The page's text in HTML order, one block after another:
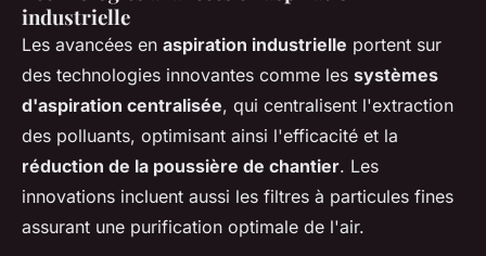
industrielle
Les avancées en aspiration industrielle portent sur
des technologies innovantes comme les systèmes
d'aspiration centralisée, qui centralisent l'extraction
des polluants, optimisant ainsi l'efficacité et la
réduction de la poussière de chantier. Les
innovations incluent aussi les filtres à particules fines
assurant une purification optimale de l'air.